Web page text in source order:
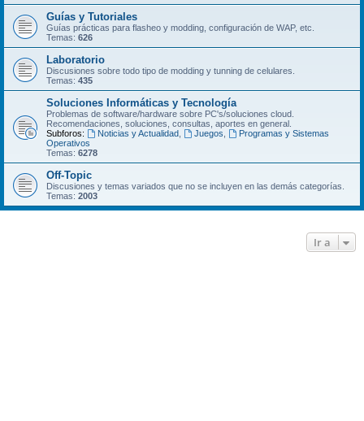
Guías y Tutoriales
Guí­as prácticas para flasheo y modding, configuración de WAP, etc.
Temas: 626
Laboratorio
Discusiones sobre todo tipo de modding y tunning de celulares.
Temas: 435
Soluciones Informáticas y Tecnología
Problemas de software/hardware sobre PC's/soluciones cloud.
Recomendaciones, soluciones, consultas, aportes en general.
Subforos:
Noticias y Actualidad, Juegos
Programas y Sistemas
Operativos
Temas: 6278
Off-Topic
Discusiones y temas variados que no se incluyen en las demás categorí­as.
Temas: 2003
Ir a